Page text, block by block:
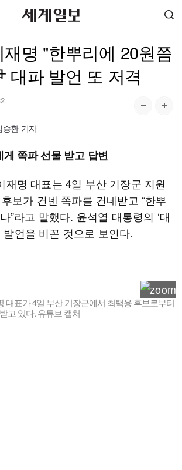
명 "한뿌리에 20원쯤
파 발언 또 저격
승환 기자
쪽파 선물 받고 답변
재명 대표는 4일 부산 기장군 지원
보가 건넨 쪽파를 건네받고 “한뿌
”라고 말했다. 윤석열 대통령의 ‘대
발언을 비꼰 것으로 보인다.
대표가 4일 부산 기장군에서 최택용 후보로부터
고 있다. 유튜브 캡처